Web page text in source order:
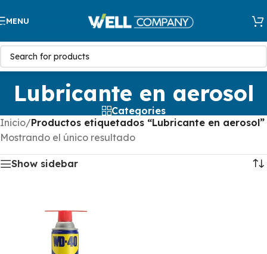
Skip to main content
MENU
Lubricante en aerosol
Categories
Inicio/Productos etiquetados “Lubricante en aerosol”
Mostrando el único resultado
Show sidebar